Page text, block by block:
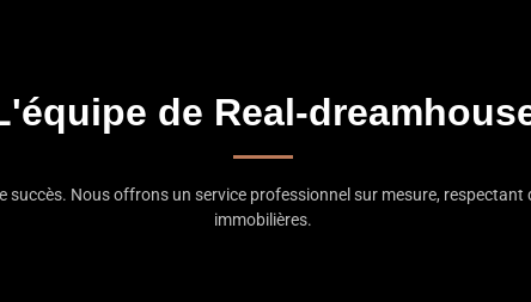
de Real-
succès. Nous offrons un service professionnel sur mesure,
immobilières.